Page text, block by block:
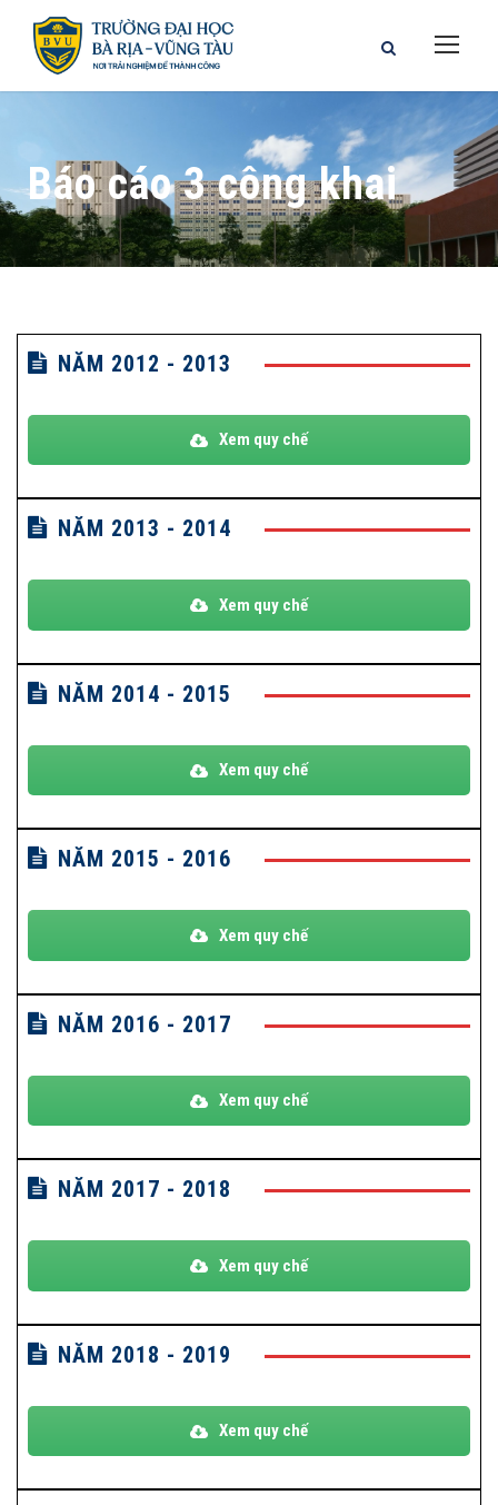
Báo cáo 3 công khai
NĂM 2012 - 2013
Xem quy chế
NĂM 2013 - 2014
Xem quy chế
NĂM 2014 - 2015
Xem quy chế
NĂM 2015 - 2016
Xem quy chế
NĂM 2016 - 2017
Xem quy chế
NĂM 2017 - 2018
Xem quy chế
NĂM 2018 - 2019
Xem quy chế